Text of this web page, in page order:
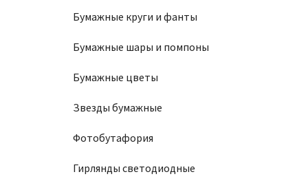
Бумажные круги и фанты
Бумажные шары и помпоны
Бумажные цветы
Звезды бумажные
Фотобутафория
Гирлянды светодиодные